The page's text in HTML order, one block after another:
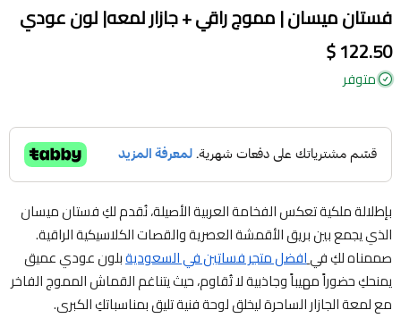
فستان ميسان | مموج راقي + جازار لمعه| لون عودي
122.50 $
متوفر
بإطلالة ملكية تعكس الفخامة العربية الأصيلة، نُقدم لكِ فستان ميسان
الذي يجمع بين بريق الأقمشة العصرية والقصات الكلاسيكية الراقية.
صممناه لكِ فيافضل متجر فساتين في السعوديةبلون عودي عميق
يمنحكِ حضوراً مهيباً وجاذبية لا تُقاوم، حيث يتناغم القماش المموج الفاخر
مع لمعة الجازار الساحرة ليخلق لوحة فنية تليق بمناسباتكِ الكبرى.